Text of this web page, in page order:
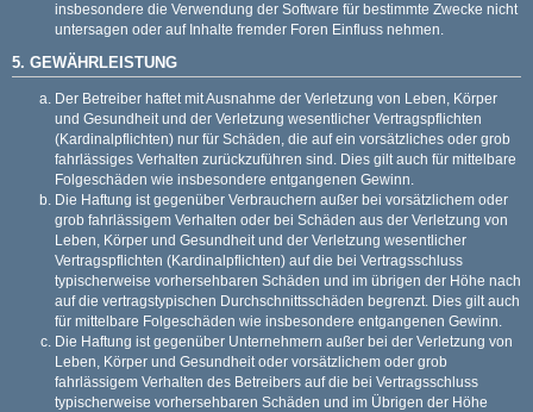
insbesondere die Verwendung der Software für bestimmte Zwecke nicht
untersagen oder auf Inhalte fremder Foren Einfluss nehmen.
5. GEWÄHRLEISTUNG
Der Betreiber haftet mit Ausnahme der Verletzung von Leben, Körper
und Gesundheit und der Verletzung wesentlicher Vertragspflichten
(Kardinalpflichten) nur für Schäden, die auf ein vorsätzliches oder grob
fahrlässiges Verhalten zurückzuführen sind. Dies gilt auch für mittelbare
Folgeschäden wie insbesondere entgangenen Gewinn.
Die Haftung ist gegenüber Verbrauchern außer bei vorsätzlichem oder
grob fahrlässigem Verhalten oder bei Schäden aus der Verletzung von
Leben, Körper und Gesundheit und der Verletzung wesentlicher
Vertragspflichten (Kardinalpflichten) auf die bei Vertragsschluss
typischerweise vorhersehbaren Schäden und im übrigen der Höhe nach
auf die vertragstypischen Durchschnittsschäden begrenzt. Dies gilt auch
für mittelbare Folgeschäden wie insbesondere entgangenen Gewinn.
Die Haftung ist gegenüber Unternehmern außer bei der Verletzung von
Leben, Körper und Gesundheit oder vorsätzlichem oder grob
fahrlässigem Verhalten des Betreibers auf die bei Vertragsschluss
typischerweise vorhersehbaren Schäden und im Übrigen der Höhe